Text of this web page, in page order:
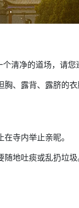
清净的道场，请您
、露背、露脐的
寺内举止亲昵。
地吐痰或乱扔垃圾